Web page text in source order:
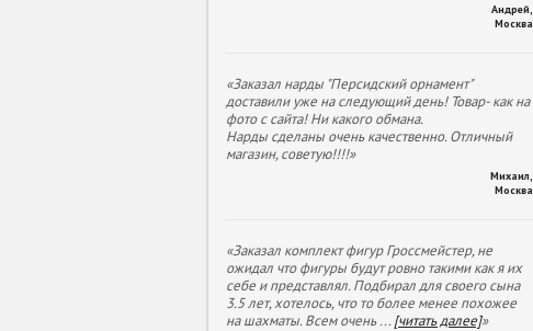
Андрей
Москва
«Заказал нарды "Персидский орнамент"
доставили уже на следующий день! Товар- как на
фото с сайта! Ни какого обмана.
Нарды сделаны очень качественно. Отличный
магазин, советую!!!!»
Михаил
Москва
«Заказал комплект фигур Гроссмейстер, не
ожидал что фигуры будут ровно такими как я их
себе и представлял. Подбирал для своего сына
3.5 лет, хотелось, что то более менее похожее
на шахматы. Всем очень...[читать далее]»